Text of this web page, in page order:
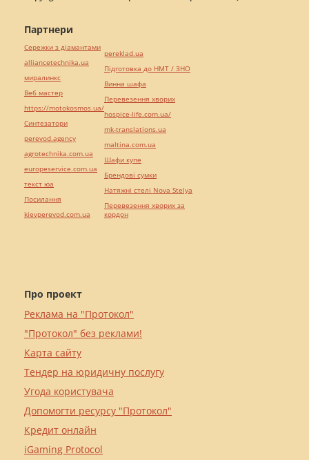
Про проект
Реклама на "Протокол"
"Протокол" без реклами!
Карта сайту
Тендер на юридичну послугу
Угода користувача
Допомогти ресурсу "Протокол"
Кредит онлайн
iGaming Protocol
Партнери
Сережки з діамантами
alliancetechnika.ua
миралинкс
Веб мастер
https://motokosmos.ua/
Синтезатори
perevod.agency
agrotechnika.com.ua
europeservice.com.ua
текст юа
Посилання
kievperevod.com.ua
pereklad.ua
Підготовка до НМТ / ЗНО
Винна шафа
Перевезення хворих
hospice-life.com.ua/
mk-translations.ua
maltina.com.ua
Шафи купе
Брендові сумки
Натяжні стелі Nova Stelya
Перевезення хворих за
кордон